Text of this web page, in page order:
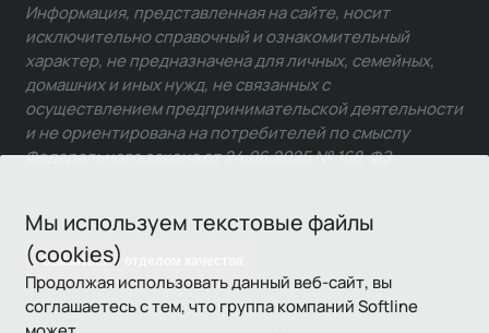
Мы используем текстовые файлы
(cookies)
Продолжая использовать данный веб-сайт, вы
соглашаетесь с тем, что группа компаний Softline
Связаться с отделом качества
Информация, представленная на сайте, носит
исключительно справочный и ознакомительный
характер, не предназначена для личных, семейных,
домашних и иных нужд, не связанных с
осуществлением предпринимательской деятельности
и не ориентирована на потребителей по смыслу
Федерального закона от 24.06.2025 № 168-ФЗ.